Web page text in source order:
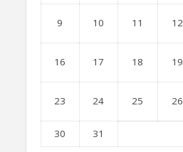
9 10 11 12
16 17 18 19
23 24 25 26
30
31